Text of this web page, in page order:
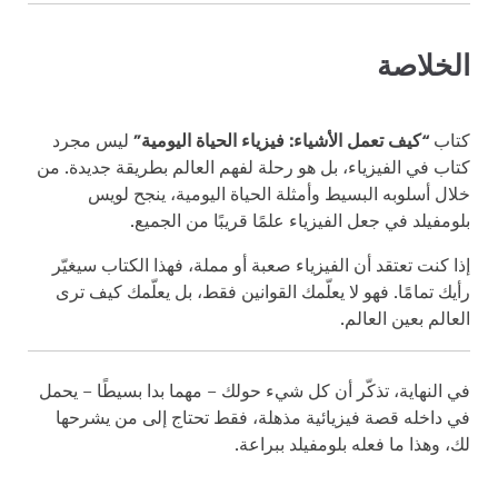
الخلاصة
كتاب “كيف تعمل الأشياء: فيزياء الحياة اليومية” ليس مجرد
كتاب في الفيزياء، بل هو رحلة لفهم العالم بطريقة جديدة. من
خلال أسلوبه البسيط وأمثلة الحياة اليومية، ينجح لويس
بلومفيلد في جعل الفيزياء علمًا قريبًا من الجميع.
إذا كنت تعتقد أن الفيزياء صعبة أو مملة، فهذا الكتاب سيغيّر
رأيك تمامًا. فهو لا يعلّمك القوانين فقط، بل يعلّمك كيف ترى
العالم بعين العالم.
في النهاية، تذكّر أن كل شيء حولك – مهما بدا بسيطًا – يحمل
في داخله قصة فيزيائية مذهلة، فقط تحتاج إلى من يشرحها
لك، وهذا ما فعله بلومفيلد ببراعة.